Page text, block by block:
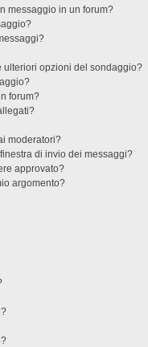
messaggio in un forum?
opzioni del sondaggio?
forum?
moderatori?
di invio dei messaggi?
approvato?
argomento?